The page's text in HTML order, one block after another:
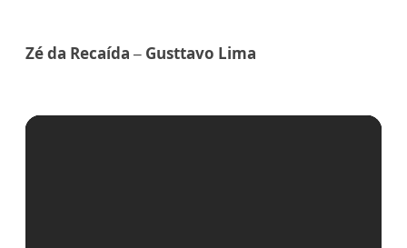
Zé da Recaída – Gusttavo Lima